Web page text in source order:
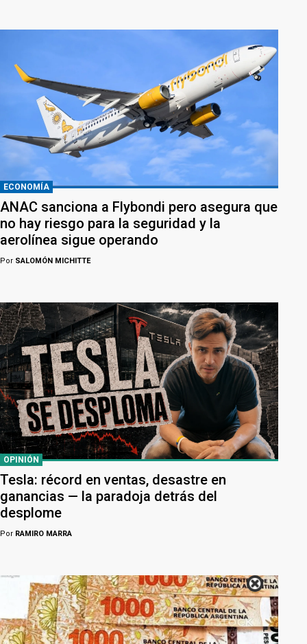
ECONOMÍA
ANAC sanciona a Flybondi pero asegura que
no hay riesgo para la seguridad y la
aerolínea sigue operando
Por SALOMÓN MICHITTE
OPINIÓN
Tesla: récord en ventas, desastre en
ganancias — la paradoja detrás del
desplome
Por RAMIRO MARRA